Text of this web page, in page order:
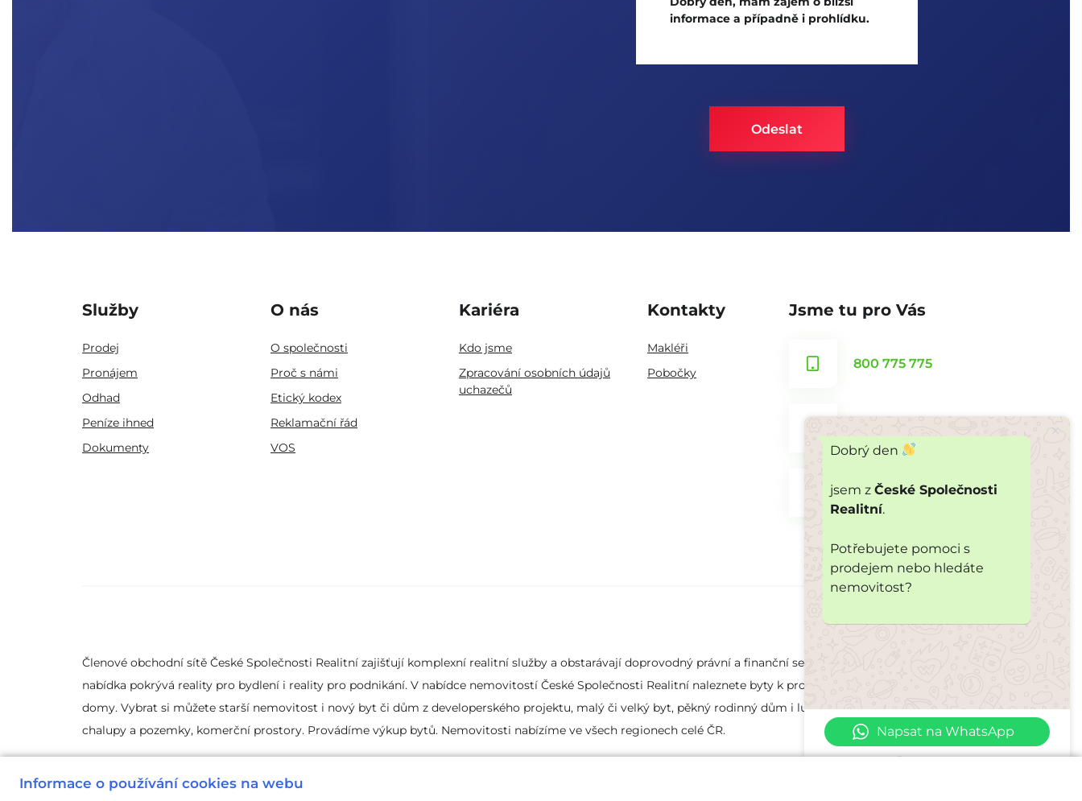
Služby
Prodej
Pronájem
Odhad
Peníze ihned
Dokumenty
O nás
O společnosti
Proč s námi
Etický kodex
Reklamační řád
VOS
Kariéra
Kdo jsme
Zpracování osobních údajů
uchazečů
Kontakty
Makléři
Pobočky
Jsme tu pro Vás
800 775 775
Členové obchodní sítě České Společnosti Realitní zajišťují komplexní realitní služby a obstarávají doprovodný právní a finanční servis včetně poradenství. Široká
nabídka pokrývá reality pro bydlení i reality pro podnikání. V nabídce nemovitostí České Společnosti Realitní naleznete byty k pronájmu nebo prodeji i rodinné
domy. Vybrat si můžete starší nemovitost i nový byt či dům z developerského projektu, malý či velký byt, pěkný rodinný dům i luxusní vilu. Nechybí však ani chaty,
chalupy a pozemky, komerční prostory. Provádíme výkup bytů. Nemovitosti nabízíme ve všech regionech celé ČR.
Informace o používání cookies na webu
Dobrý den
jsem z České Společnosti
Realitní.
Potřebujete pomoci s
prodejem nebo hledáte
nemovitost?
Napsat na WhatsApp